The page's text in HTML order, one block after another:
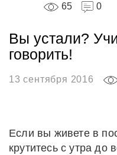
65 0
Вы устали?
говорить!
13 сентября 2016
Если вы живете в
крутитесь с утра до